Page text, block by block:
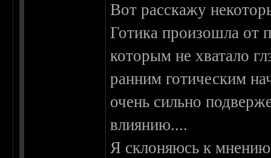
Вот расскажу
Готика произошла от
которым не хватало
ранним готическим
очень сильно
влиянию....
Я склоняюсь к мнению